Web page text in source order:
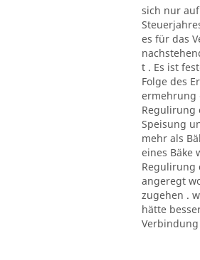
sich nur
es für das
t . Es ist
Folge des
ermehrung
Regulirung
Speisung
mehr als
eines Bäke
Regulirung
angeregt
zugehen .
hätte